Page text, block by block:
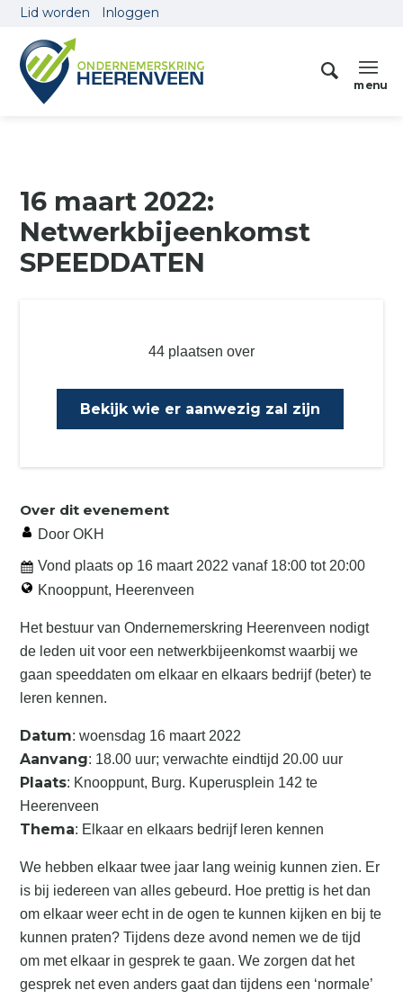
Lid worden Inloggen
16 maart 2022:
Netwerkbijeenkomst
SPEEDDATEN
44 plaatsen over
Bekijk wie er aanwezig zal zijn
Over dit evenement
Door OKH
Vond plaats op 16 maart 2022 vanaf 18:00 tot 20:00
Knooppunt, Heerenveen
Het bestuur van Ondernemerskring Heerenveen nodigt
de leden uit voor een netwerkbijeenkomst waarbij we
gaan speeddaten om elkaar en elkaars bedrijf (beter) te
leren kennen.
Datum: woensdag 16 maart 2022
Aanvang: 18.00 uur; verwachte eindtijd 20.00 uur
Plaats: Knooppunt, Burg. Kuperusplein 142 te
Heerenveen
Thema: Elkaar en elkaars bedrijf leren kennen
We hebben elkaar twee jaar lang weinig kunnen zien. Er
is bij iedereen van alles gebeurd. Hoe prettig is het dan
om elkaar weer echt in de ogen te kunnen kijken en bij te
kunnen praten? Tijdens deze avond nemen we de tijd
om met elkaar in gesprek te gaan. We zorgen dat het
gesprek net even anders gaat dan tijdens een ‘normale’